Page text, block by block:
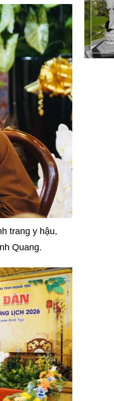
trang y hậu,
Quang.